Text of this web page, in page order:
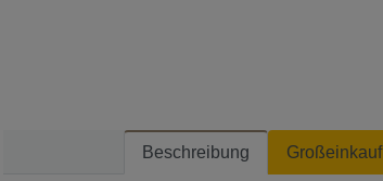
Beschreibung Großeinkauf